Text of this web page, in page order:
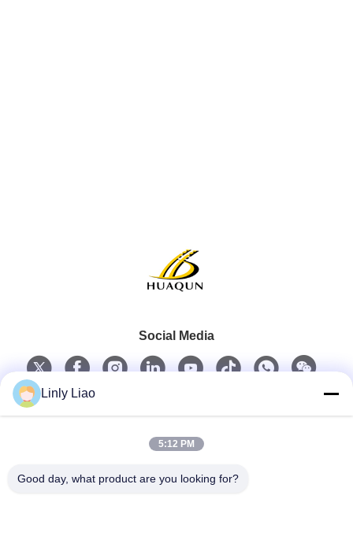
Social Media
Schneller Kontakt
Telefon
Linly Liao
5:12 PM
Good day, what product are you looking for?